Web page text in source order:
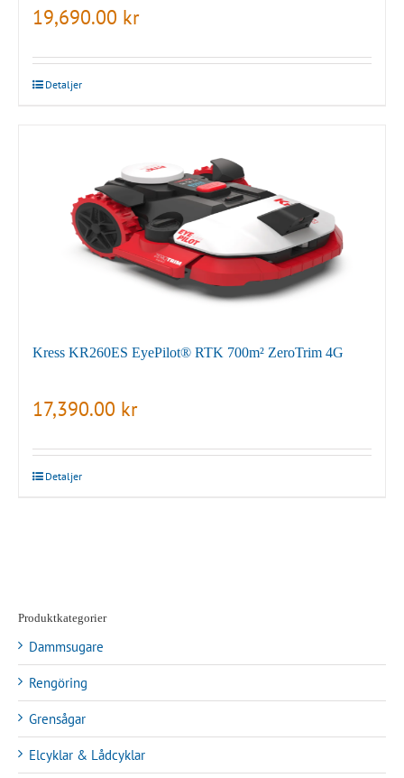
19,690.00 kr
Detaljer
Kress KR260ES EyePilot® RTK 700m² ZeroTrim 4G
17,390.00 kr
Detaljer
Produktkategorier
Dammsugare
Rengöring
Grensågar
Elcyklar & Lådcyklar